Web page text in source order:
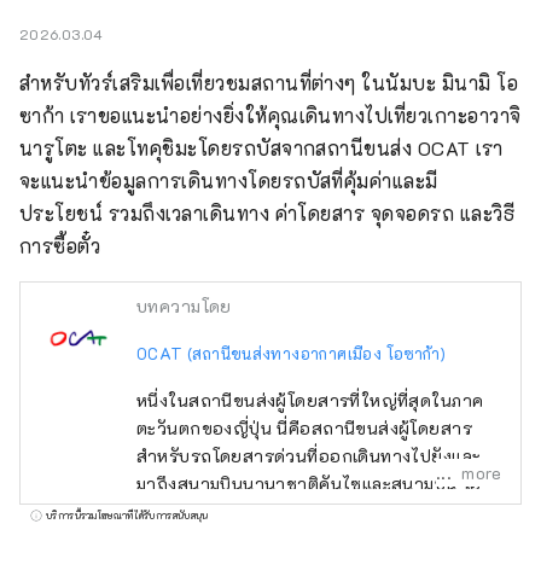
2026.03.04
สำหรับทัวร์เสริมเพื่อเที่ยวชมสถานที่ต่างๆ ในนัมบะ มินามิ โอ
ซาก้า เราขอแนะนำอย่างยิ่งให้คุณเดินทางไปเที่ยวเกาะอาวาจิ
นารูโตะ และโทคุชิมะโดยรถบัสจากสถานีขนส่ง OCAT เรา
จะแนะนำข้อมูลการเดินทางโดยรถบัสที่คุ้มค่าและมี
ประโยชน์ รวมถึงเวลาเดินทาง ค่าโดยสาร จุดจอดรถ และวิธี
การซื้อตั๋ว
บทความโดย
OCAT (สถานีขนส่งทางอากาศเมือง โอซาก้า)
หนึ่งในสถานีขนส่งผู้โดยสารที่ใหญ่ที่สุดในภาค
ตะวันตกของญี่ปุ่น นี่คือสถานีขนส่งผู้โดยสาร
สำหรับรถโดยสารด่วนที่ออกเดินทางไปยังและ
มาถึงสนามบินนานาชาติคันไซและสนามบิน โอ
ซาก้า ซึ่งมีเที่ยวบินไปยังจุดหมายปลายทางทั่ว
more
บริการนี้รวมโฆษณาที่ได้รับการสนับสนุน